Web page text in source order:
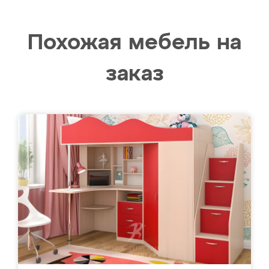
Похожая мебель на
заказ